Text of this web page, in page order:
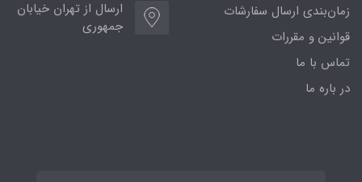
زمان‌بندی ارسال سفارشات
قوانین و مقررات
تماس با ما
در باره ما
ارسال از تهران خیابان
جمهوری